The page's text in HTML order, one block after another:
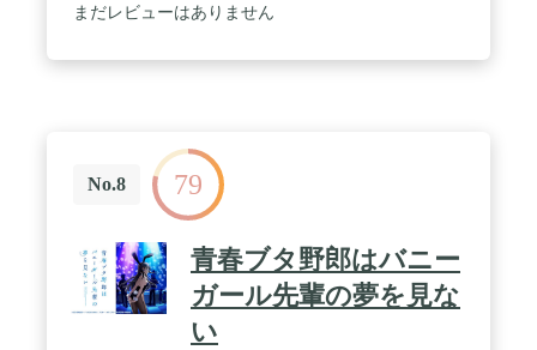
まだレビューはありません
No.8 79
青春ブタ野郎はバニー
ガール先輩の夢を見な
い